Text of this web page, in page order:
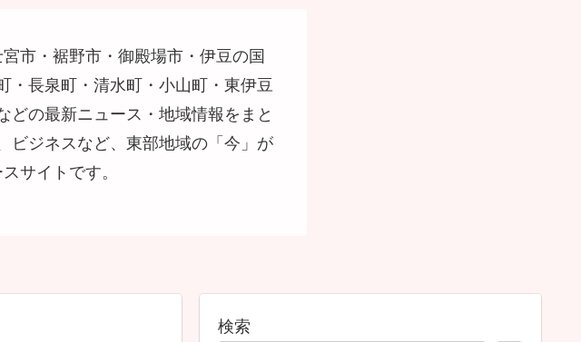
市・裾野市・御殿場市・伊豆の国
・長泉町・清水町・小山町・東伊豆
どの最新ニュース・地域情報をまと
ビジネスなど、東部地域の「今」が
サイトです。
検索